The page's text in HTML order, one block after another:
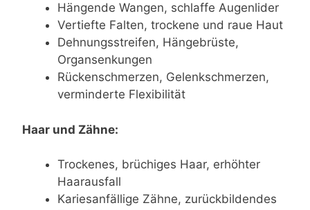
Hängende Wangen, schlaffe Augenlider
Vertiefte Falten, trockene und raue Haut
Dehnungsstreifen, Hängebrüste,
Organsenkungen
Rückenschmerzen, Gelenkschmerzen,
verminderte Flexibilität
Haar und Zähne:
Trockenes, brüchiges Haar, erhöhter
Haarausfall
Kariesanfällige Zähne, zurückbildendes